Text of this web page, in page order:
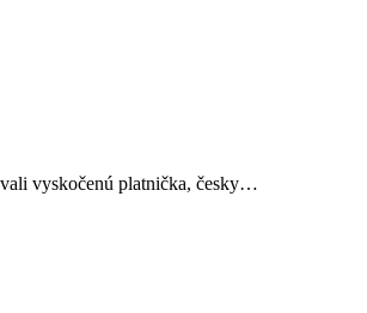
vyskočenú platnička, česky…